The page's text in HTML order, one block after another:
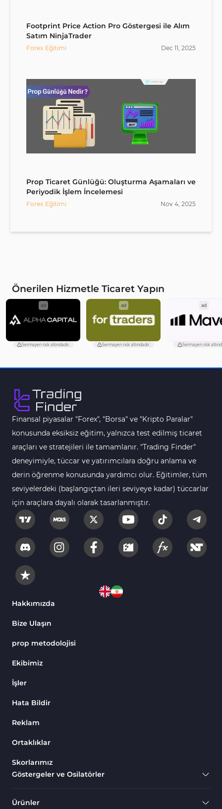
Footprint Price Action Pro Göstergesi ile Alım
Satım NinjaTrader
Forex Eğitimi Dec 11, 2025
Prop Ticaret Günlüğü: Oluşturma Aşamaları ve
Periyodik İşlem İncelemesi
Forex Eğitimi Nov 4, 2025
Önerilen Hizmetle Ticaret Yapın
ad
Sermayen risk altındadır.
ad
Sermayen risk altındadır.
ad
Sermayen risk
Finansal piyasalar "Forex", "Borsa" ve "Kripto Paralar"
konusunda eksiksiz eğitim, yalnızca test edilmiş ticaret
araçları ve stratejileri ile tamamlanır. "Trading Finder"
deneyimiyle, tüccar ve yatırımcılara doğru anlama ve
derin öğrenme konusunda yardımcı olur. Eğitimler, tüm
seviyelerdeki (başlangıçtan ileri seviyeye kadar) tüccarlar
için araçlara dayalı olarak tasarlanmıştır.
Hakkımızda
Bize Ulaşın
prop metodolojisi
Ekibimiz
İşler
Hata Bildir
Reklam
Ortaklıklar
Skorlarımız
Göstergeler ve Osilatörler
Ürünler